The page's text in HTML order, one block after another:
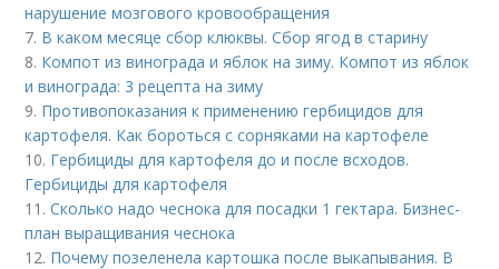
нарушение мозгового кровообращения
7. В каком месяце сбор клюквы. Сбор ягод в старину
8. Компот из винограда и яблок на зиму. Компот из яблок
и винограда: 3 рецепта на зиму
9. Противопоказания к применению гербицидов для
картофеля. Как бороться с сорняками на картофеле
10. Гербициды для картофеля до и после всходов.
Гербициды для картофеля
11.Сколько надо чеснока для посадки 1 гектара. Бизнес-
план выращивания чеснока
12. Почему позеленела картошка после выкапывания. В